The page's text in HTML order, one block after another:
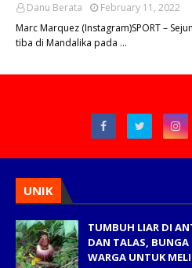
Danu Berata
February 11, 2022
Marc Marquez (Instagram)SPORT –
tiba di Mandalika pada …
UNIK
TUMBUH LIAR DI
DAN TALAS, BUNGA
WARGA UNTUK